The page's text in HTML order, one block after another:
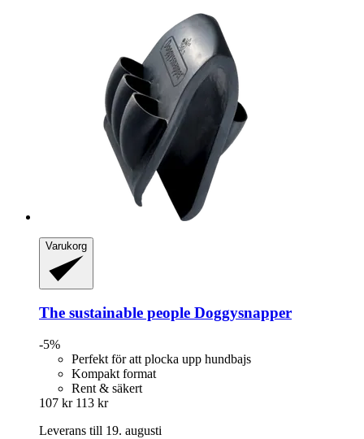
Varukorg
The sustainable people Doggysnapper
-5%
Perfekt för att plocka upp hundbajs
Kompakt format
Rent & säkert
107 kr 113 kr
Leverans till 19. augusti